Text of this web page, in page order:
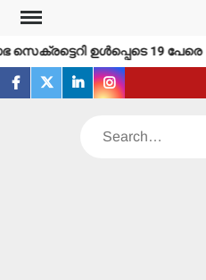
Skip
content
ഉള്‍പ്പെടെ 19 പേരെ
facebook
twitterlinkedininstagram
Search